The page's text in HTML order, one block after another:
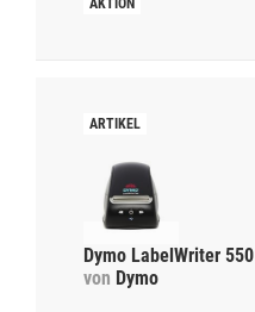
Dymo LabelWriter 550
von Dymo